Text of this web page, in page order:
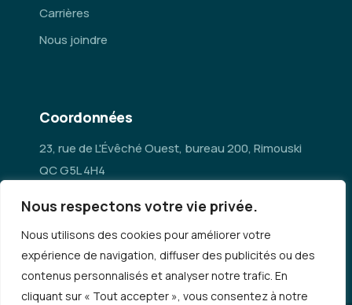
Nous respectons votre vie privée.
Nous utilisons des cookies pour améliorer votre
expérience de navigation, diffuser des publicités ou des
contenus personnalisés et analyser notre trafic. En
cliquant sur « Tout accepter », vous consentez à notre
Carrières
Nous joindre
Coordonnées
23, rue de L'Évêché Ouest, bureau 200, Rimouski
QC G5L 4H4
administration@mrc-rn.ca
418 724-5154